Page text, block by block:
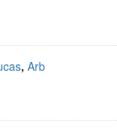
, Arb